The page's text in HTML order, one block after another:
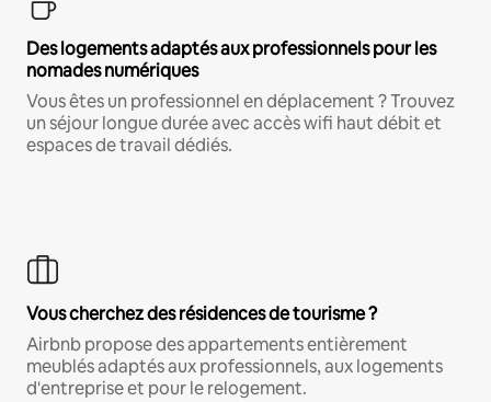
Des logements adaptés aux professionnels pour les
nomades numériques
Vous êtes un professionnel en déplacement ? Trouvez
un séjour longue durée avec accès wifi haut débit et
espaces de travail dédiés.
Vous cherchez des résidences de tourisme ?
Airbnb propose des appartements entièrement
meublés adaptés aux professionnels, aux logements
d'entreprise et pour le relogement.